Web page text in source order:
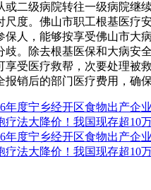
或二级病院转往一级病院继
尺度。佛山市职工根基医疗
保人，能够按享受佛山市大
歧。除去根基医保和大病安
享受医疗救帮，次要处理被
报销后的部门医疗费用，确
年度宁乡经开区食物出产企
疗法大降价！我国现存超10
年度宁乡经开区食物出产企
疗法大降价！我国现存超10